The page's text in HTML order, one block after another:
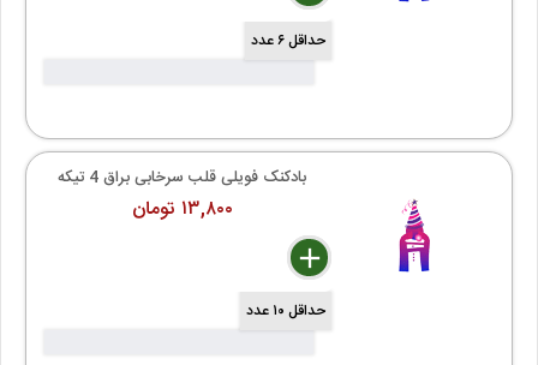
حداقل ۶ عدد
بادکنک فویلی قلب سرخابی براق 4 تیکه
۱۳,۸۰۰ تومان
delete
remove
add
حداقل ۱۰ عدد